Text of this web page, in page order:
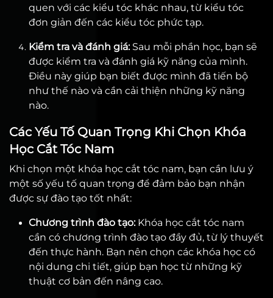
quen với các kiểu tóc khác nhau, từ kiểu tóc
đơn giản đến các kiểu tóc phức tạp.
Kiểm tra và đánh giá:Sau mỗi phần học, bạn sẽ
được kiểm tra và đánh giá kỹ năng của mình.
Điều này giúp bạn biết được mình đã tiến bộ
như thế nào và cần cải thiện những kỹ năng
nào.
Các Yếu Tố Quan Trọng Khi Chọn Khóa
Học Cắt Tóc Nam
Khi chọn một khóa học cắt tóc nam, bạn cần lưu ý
một số yếu tố quan trọng để đảm bảo bạn nhận
được sự đào tạo tốt nhất:
Chương trình đào tạo:Khóa học cắt tóc nam
cần có chương trình đào tạo đầy đủ, từ lý thuyết
đến thực hành. Bạn nên chọn các khóa học có
nội dung chi tiết, giúp bạn học từ những kỹ
thuật cơ bản đến nâng cao.